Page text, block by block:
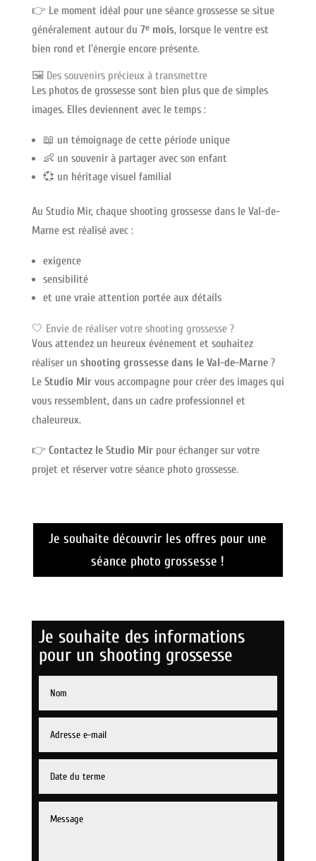
👉 Le moment idéal pour une séance grossesse se situe
généralement autour du 7ᵉ mois, lorsque le ventre est
bien rond et l’énergie encore présente.
🖼️ Des souvenirs précieux à transmettre
Les photos de grossesse sont bien plus que de simples
images. Elles deviennent avec le temps :
📖 un témoignage de cette période unique
👶 un souvenir à partager avec son enfant
💞 un héritage visuel familial
Au Studio Mir, chaque shooting grossesse dans le Val-de-
Marne est réalisé avec :
exigence
sensibilité
et une vraie attention portée aux détails
🤍 Envie de réaliser votre shooting grossesse ?
Vous attendez un heureux événement et souhaitez
réaliser un shooting grossesse dans le Val-de-Marne?
Le Studio Mirvous accompagne pour créer des images qui
vous ressemblent, dans un cadre professionnel et
chaleureux.
👉 Contactez le Studio Mirpour échanger sur votre
projet et réserver votre séance photo grossesse.
Je souhaite découvrir les offres pour une
séance photo grossesse !
Je souhaite des informations
pour un shooting grossesse